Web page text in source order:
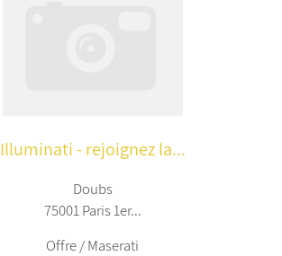
Illuminati - rejoignez la...
Doubs
75001 Paris 1er...
Offre / Maserati